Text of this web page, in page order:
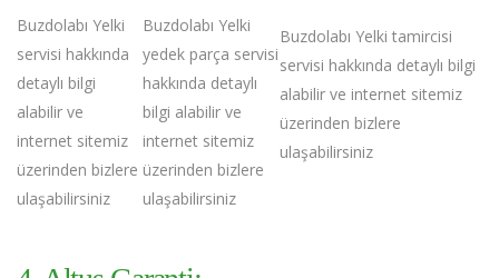
Buzdolabı Yelki
servisi hakkında
detaylı bilgi
alabilir ve
internet sitemiz
üzerinden bizlere
ulaşabilirsiniz
Buzdolabı Yelki
yedek parça servisi
hakkında detaylı
bilgi alabilir ve
internet sitemiz
üzerinden bizlere
ulaşabilirsiniz
Buzdolabı Yelki tamircisi
servisi hakkında detaylı bilgi
alabilir ve internet sitemiz
üzerinden bizlere
ulaşabilirsiniz